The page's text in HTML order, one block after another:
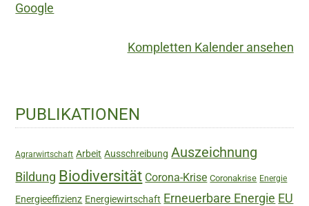
Kohr
Google
Kompletten Kalender ansehen
Haupt-
Sidebar
PUBLIKATIONEN
Agrarwirtschaft Arbeit Ausschreibung Auszeichnung
Bildung Biodiversität Corona-Krise Coronakrise Energie
Energieeffizienz Energiewirtschaft Erneuerbare Energie EU